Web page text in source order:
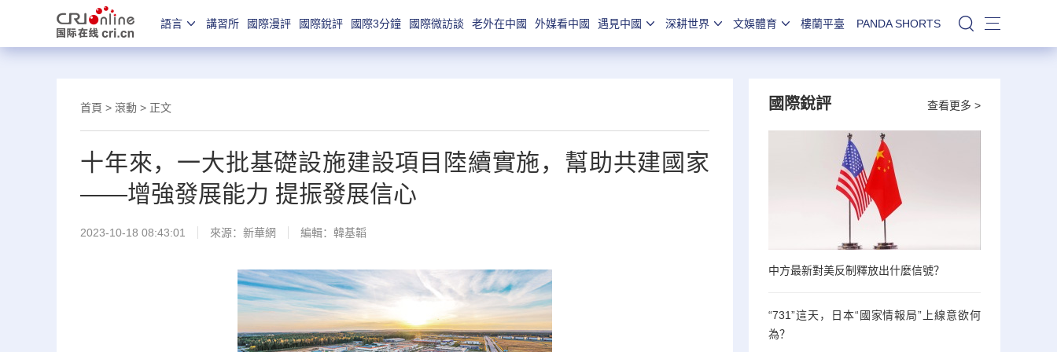
語言 講習所 國際漫評 國際銳評 國際3分鐘 國際微訪談 老外在中國 外媒看中國 遇見中國 深耕世界 文娛體育 樓蘭平臺 PANDA SHORTS 站內搜索
首頁 > 滾動 > 正文
十年來，一大批基礎設施建設項目陸續實施，幫助共建國家
——增強發展能力 提振發展信心
2023-10-18 08:43:01 來源： 新華網 編輯：韓基韜
查看更多 >
國際銳評
中方最新對美反制釋放出什麼信號？
“731”這天，日本“國家情報局”上線意欲何
為？